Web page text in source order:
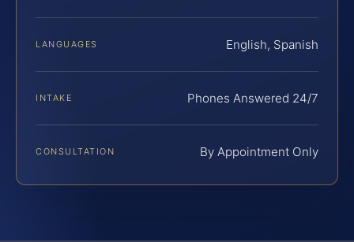
LANGUAGES English, Spanish
INTAKE Phones Answered 24/7
CONSULTATION By Appointment Only